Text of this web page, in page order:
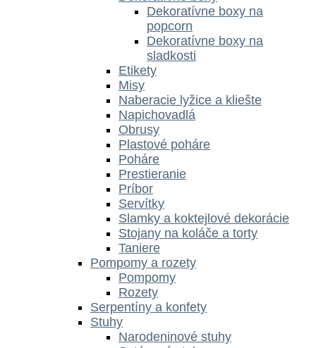
Dekoratívne boxy na
popcorn
Dekoratívne boxy na
sladkosti
Etikety
Misy
Naberacie lyžice a kliešte
Napichovadlá
Obrusy
Plastové poháre
Poháre
Prestieranie
Príbor
Servítky
Slamky a koktejlové dekorácie
Stojany na koláče a torty
Taniere
Pompomy a rozety
Pompomy
Rozety
Serpentíny a konfety
Stuhy
Narodeninové stuhy